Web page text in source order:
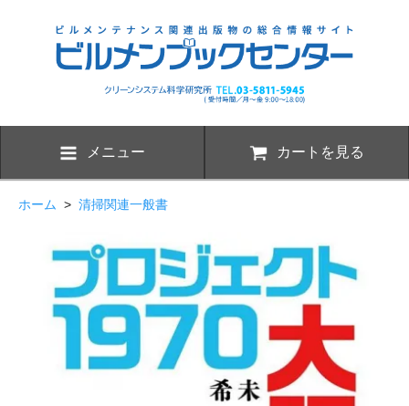
メニュー カートを見る
ホーム > 清掃関連一般書